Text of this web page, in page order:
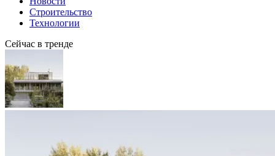
Строительство
Технологии
Сейчас в тренде